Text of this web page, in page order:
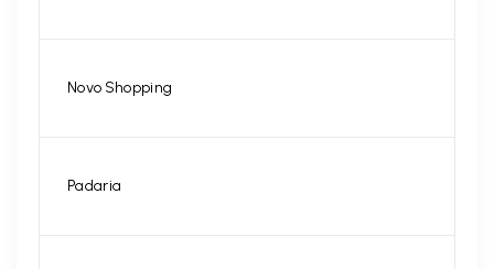
Novo Shopping
Padaria